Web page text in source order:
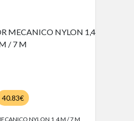
40.83€
NYLON 1,4 M / 7 M